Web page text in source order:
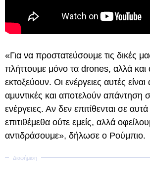
«Για να προστατεύσουμε τις δικές
πλήττουμε μόνο τα drones, αλλά
εκτοξεύουν. Οι ενέργειες αυτές
αμυντικές και αποτελούν απάντηση
ενέργειες. Αν δεν επιτίθενται σε
επιτιθέμεθα ούτε εμείς, αλλά
αντιδράσουμε», δήλωσε ο Ρούμπιο.